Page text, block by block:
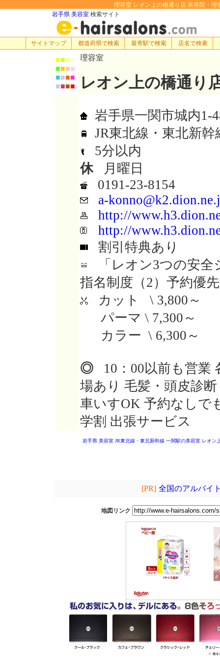
理容室 レオン上の橋通り店:美容院・理
岩手県 美容室 検索サイト
サイトマップ 都道府県で検索 最寄駅で検索 店名で検索
■■■■
■■■■
■■■■
■■■■
理容室
レオン上の橋通り
岩手県一関市城内1-
JR東北線・東北新幹
5分以内
休月曜日
0191-23-8154
a-
http://
http://
割引特典あり
「レオン3つの安全
指名制度（2）予約優
カット \ 3,800～
パーマ \ 7,300～
カラー \ 6,300～
◎ 10：00以前も営業
場あり 毛髪・頭皮診
車いすOK 予約なしで
学割 出張サービス
岩手県 美容室 JR東北線・東北新幹線 一関駅の美容室 レオン
[PR] 全国のアルバイ
地図リンク